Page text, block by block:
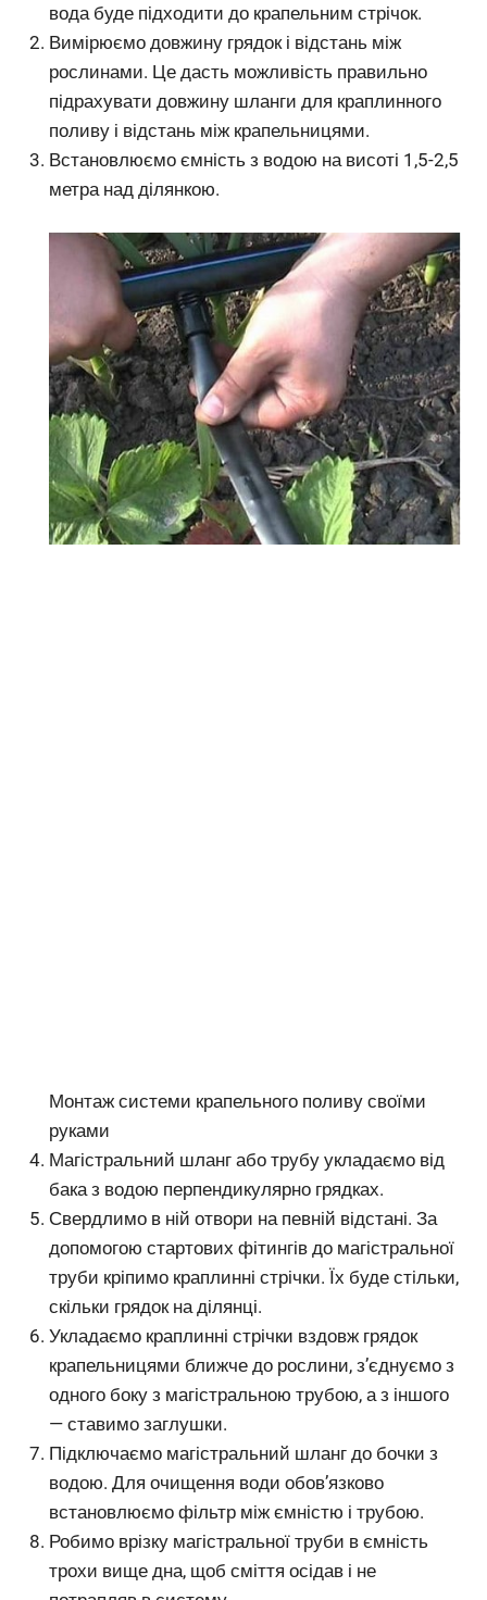
вода буде підходити до крапельним стрічок.
Вимірюємо довжину грядок і відстань між
рослинами. Це дасть можливість правильно
підрахувати довжину шланги для краплинного
поливу і відстань між крапельницями.
Встановлюємо ємність з водою на висоті 1,5-2,5
метра над ділянкою.
Монтаж системи крапельного поливу своїми
руками
Магістральний шланг або трубу укладаємо від
бака з водою перпендикулярно грядках.
Свердлимо в ній отвори на певній відстані. За
допомогою стартових фітингів до магістральної
труби кріпимо краплинні стрічки. Їх буде стільки,
скільки грядок на ділянці.
Укладаємо краплинні стрічки вздовж грядок
крапельницями ближче до рослини, з’єднуємо з
одного боку з магістральною трубою, а з іншого
— ставимо заглушки.
Підключаємо магістральний шланг до бочки з
водою. Для очищення води обов’язково
встановлюємо фільтр між ємністю і трубою.
Робимо врізку магістральної труби в ємність
трохи вище дна, щоб сміття осідав і не